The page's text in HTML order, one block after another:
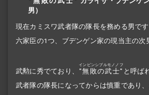
男）
現在カミスワ武者隊の隊長を務める男です
六家臣の1つ、ブデンゲン家の現当主の次
武勲に秀でており、 "無敗の武士"
インビンシブルモノノフ
と呼ば
武者隊の隊長になってからは慎重であり